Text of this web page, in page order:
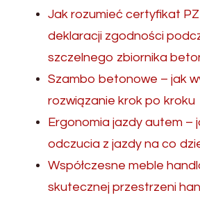
Jak rozumieć certyfikat
deklaracji zgodności
szczelnego zbiornika
Szambo betonowe – jak
rozwiązanie krok po kroku
Ergonomia jazdy autem –
odczucia z jazdy na co
Współczesne meble
skutecznej przestrzeni